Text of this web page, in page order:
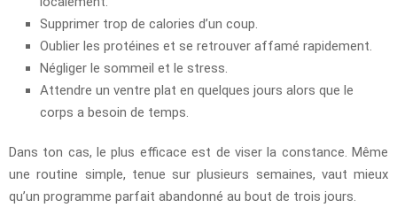
Supprimer trop de calories d’un coup.
Oublier les protéines et se retrouver affamé rapidement.
Négliger le sommeil et le stress.
Attendre un ventre plat en quelques jours alors que le
corps a besoin de temps.
Dans ton cas, le plus efficace est de viser la constance. Même
une routine simple, tenue sur plusieurs semaines, vaut mieux
qu’un programme parfait abandonné au bout de trois jours.